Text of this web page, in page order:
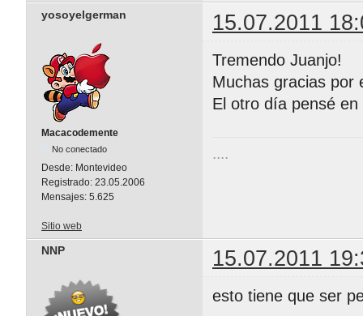
yosoyelgerman 15.07.2011
Macacodemente
No conectado
Desde: Montevideo
Registrado: 23.05.2006
Mensajes: 5.625
Tremendo Juanjo!
Muchas gracias por
El otro día pensé
....
Sitio web
NNP 15.07.2011
esto tiene que ser